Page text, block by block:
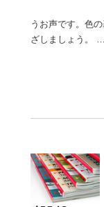
うお声です。色
ざしましょう。